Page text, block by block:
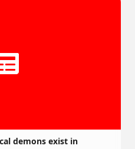
demons exist in